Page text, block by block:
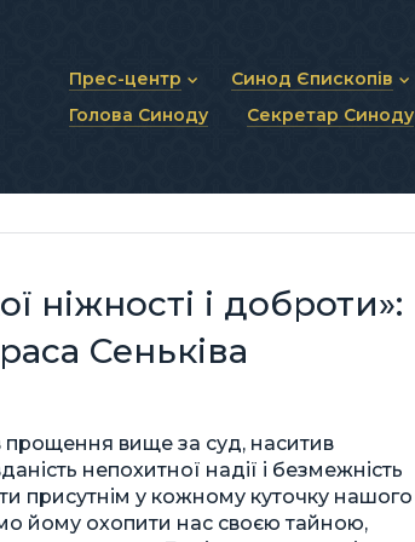
Прес-центр
Новини та анонси
Синод Єпископів
Статут Синоду
Синодальні органи
Голова Синоду Секретар Синоду
ніжності і доброти»:
Сеньківа
прощення вище за суд, наситив
непохитної надії і безмежність
присутнім у кожному куточку нашого
йому охопити нас своєю тайною,